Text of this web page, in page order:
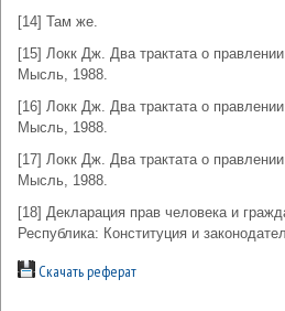
[14] Там же.
[15] Локк Дж. Два трактата о
Мысль, 1988.
[16] Локк Дж. Два трактата о
Мысль, 1988.
[17] Локк Дж. Два трактата о
Мысль, 1988.
[18] Декларация прав человека и
Республика: Конституция и
Скачать реферат